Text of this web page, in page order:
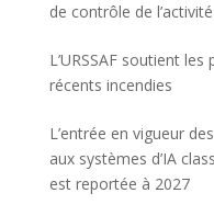
de contrôle de
L’URSSAF soutient
récents incendies
L’entrée en vigueur
aux systèmes d’IA
est reportée à 2027